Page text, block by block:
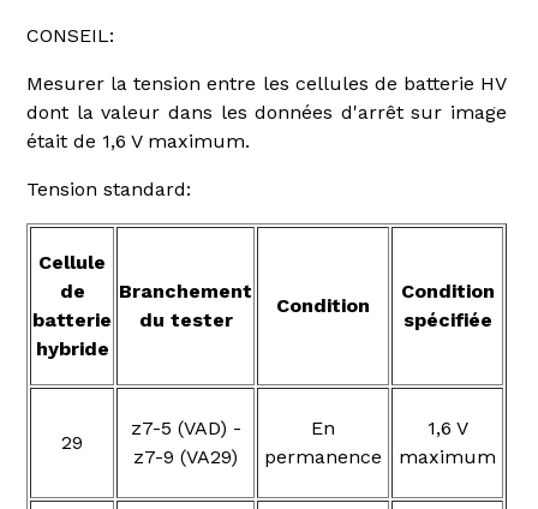
CONSEIL:
Mesurer la tension entre les cellules de batterie HV
dont la valeur dans les données d'arrêt sur image
était de 1,6 V maximum.
Tension standard:
Cellule
de
batterie
hybride
Branchement
du tester
Condition
Condition
spécifiée
29
z7-5 (VAD) -
z7-9 (VA29)
En
permanence
1,6 V
maximum